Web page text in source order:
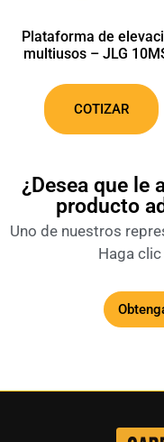
Plataforma de
multiusos – JLG
COTIZAR
¿Desea que le
producto
Uno de nuestros
Haga